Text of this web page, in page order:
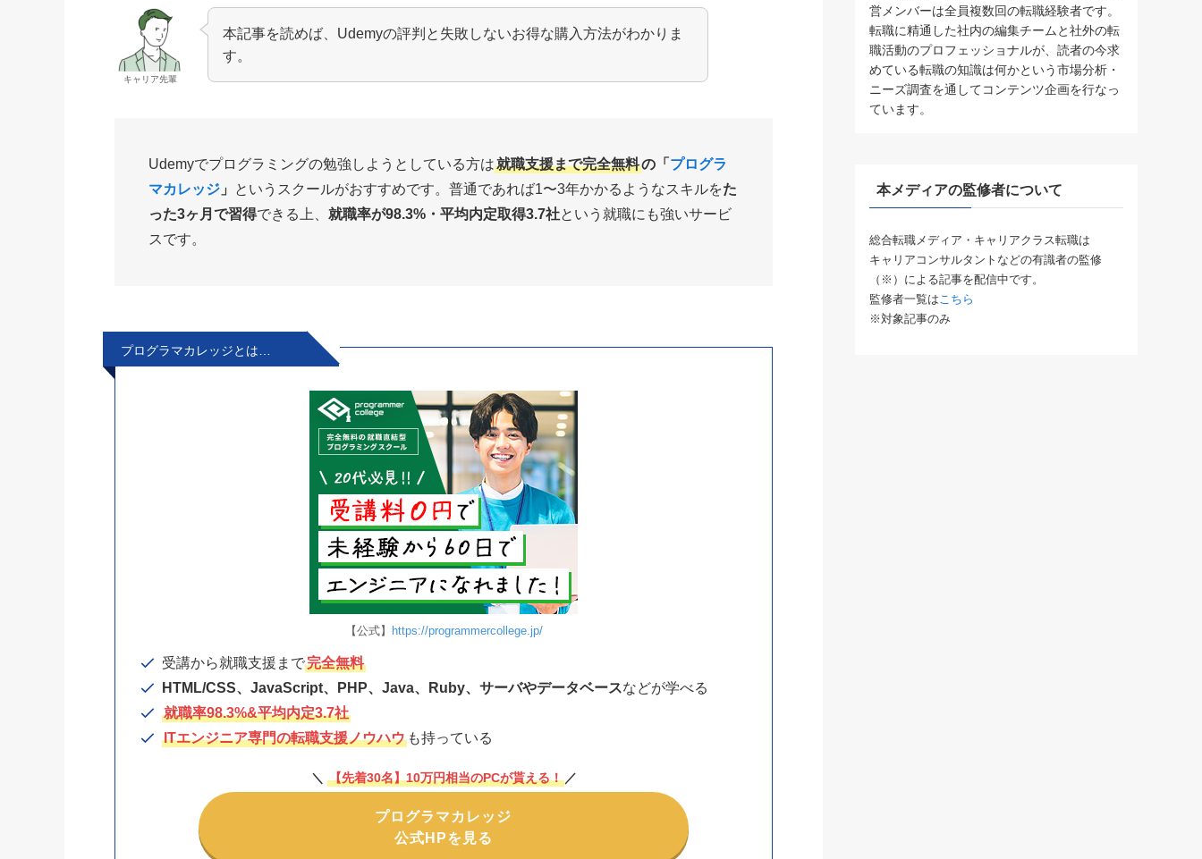
キャリア先輩
本記事を読めば、Udemyの評判と失敗しないお得な購入方法がわかりま
す。
Udemyでプログラミングの勉強しようとしている方は就職支援まで完全無料の「 プログラ
マカレッジ 」 というスクールがおすすめです。普通であれば1〜3年かかるようなスキルをた
った3ヶ月で習得できる上、就職率が98.3%・平均内定取得3.7社という就職にも強いサービ
スです。
プログラマカレッジとは…
【公式】 https://programmercollege.jp/
受講から就職支援まで完全無料
HTML/CSS、JavaScript、PHP、Java、Ruby、サーバやデータベースなどが学べる
就職率98.3%&平均内定3.7社
ITエンジニア専門の転職支援ノウハウ も持っている
＼ 【先着30名】10万円相当のPCが貰える！／
プログラマカレッジ
公式HPを見る
営メンバーは全員複数回の転職経験者です。
転職に精通した社内の編集チームと社外の転
職活動のプロフェッショナルが、読者の今求
めている転職の知識は何かという市場分析・
ニーズ調査を通してコンテンツ企画を行なっ
ています。
本メディアの監修者について
総合転職メディア・キャリアクラス転職は
キャリアコンサルタントなどの有識者の監修
（※）による記事を配信中です。
監修者一覧はこちら
※対象記事のみ